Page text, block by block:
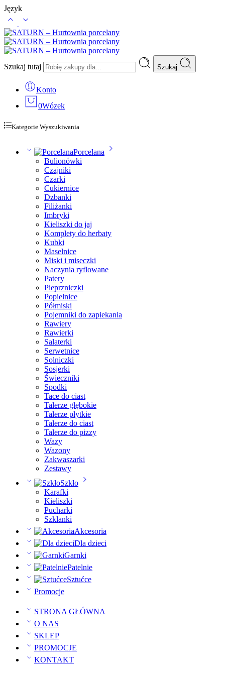
Język
Szukaj tutaj Szukaj
Konto
0Wózek
Kategorie Wyszukiwania
Porcelana
Bulionówki
Czajniki
Czarki
Cukiernice
Dzbanki
Filiżanki
Imbryki
Kieliszki do jaj
Komplety do herbaty
Kubki
Maselnice
Miski i miseczki
Naczynia ryflowane
Patery
Pieprzniczki
Popielnice
Półmiski
Pojemniki do zapiekania
Rawiery
Rawierki
Salaterki
Serwetnice
Solniczki
Sosjerki
Świeczniki
Spodki
Tace do ciast
Talerze głębokie
Talerze płytkie
Talerze do ciast
Talerze do pizzy
Wazy
Wazony
Zakwaszarki
Zestawy
Szkło
Karafki
Kieliszki
Pucharki
Szklanki
Akcesoria
Dla dzieci
Garnki
Patelnie
Sztućce
Promocje
STRONA GŁÓWNA
O NAS
SKLEP
PROMOCJE
KONTAKT